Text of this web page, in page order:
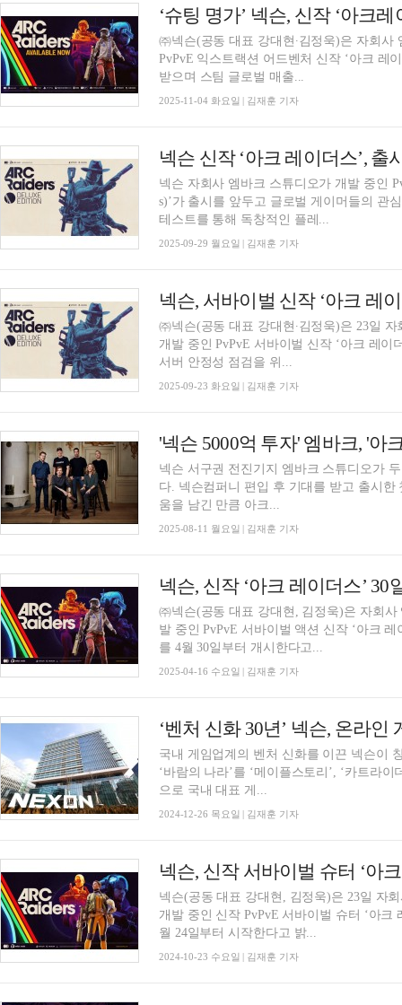
㈜넥슨(공동 대표 강대현∙김정욱)은 자회
PvPvE 익스트랙션 어드벤처 신작 ‘아크 레
받으며 스팀 글로벌 매출...
2025-11-04 화요일 | 김재훈 기자
넥슨 신작 ‘아크 레이더스’,
넥슨 자회사 엠바크 스튜디오가 개발 중인
s)’가 출시를 앞두고 글로벌 게이머들의 관
테스트를 통해 독창적인 플레...
2025-09-29 월요일 | 김재훈 기자
넥슨, 서바이벌 신작 ‘아크 레
㈜넥슨(공동 대표 강대현∙김정욱)은 23일
개발 중인 PvPvE 서바이벌 신작 ‘아크 레이
서버 안정성 점검을 위...
2025-09-23 화요일 | 김재훈 기자
'넥슨 5000억 투자' 엠바크, '아
넥슨 서구권 전진기지 엠바크 스튜디오가
다. 넥슨컴퍼니 편입 후 기대를 받고 출시한
움을 남긴 만큼 아크...
2025-08-11 월요일 | 김재훈 기자
넥슨, 신작 ‘아크 레이더스’
㈜넥슨(공동 대표 강대현, 김정욱)은 자회
발 중인 PvPvE 서바이벌 액션 신작 ‘아크
를 4월 30일부터 개시한다고...
2025-04-16 수요일 | 김재훈 기자
국내 게임업계의 벤처 신화를 이끈 넥슨이
‘바람의 나라’를 ‘메이플스토리’, ‘카트라
으로 국내 대표 게...
2024-12-26 목요일 | 김재훈 기자
넥슨, 신작 서바이벌 슈터 ‘아
넥슨(공동 대표 강대현, 김정욱)은 23일 자
개발 중인 신작 PvPvE 서바이벌 슈터 ‘아크
월 24일부터 시작한다고 밝...
2024-10-23 수요일 | 김재훈 기자